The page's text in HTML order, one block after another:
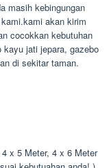
masih kebingungan
akan kirim
cocokkan kebutuhan
kayu jati jepara, gazebo
di sekitar taman.
x 5 Meter, 4 x 6 Meter